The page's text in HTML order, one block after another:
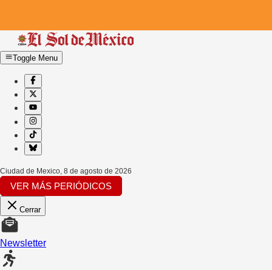
Toggle Menu
Ciudad de Mexico, 8 de agosto de 2026
VER MÁS PERIÓDICOS
Cerrar
Newsletter